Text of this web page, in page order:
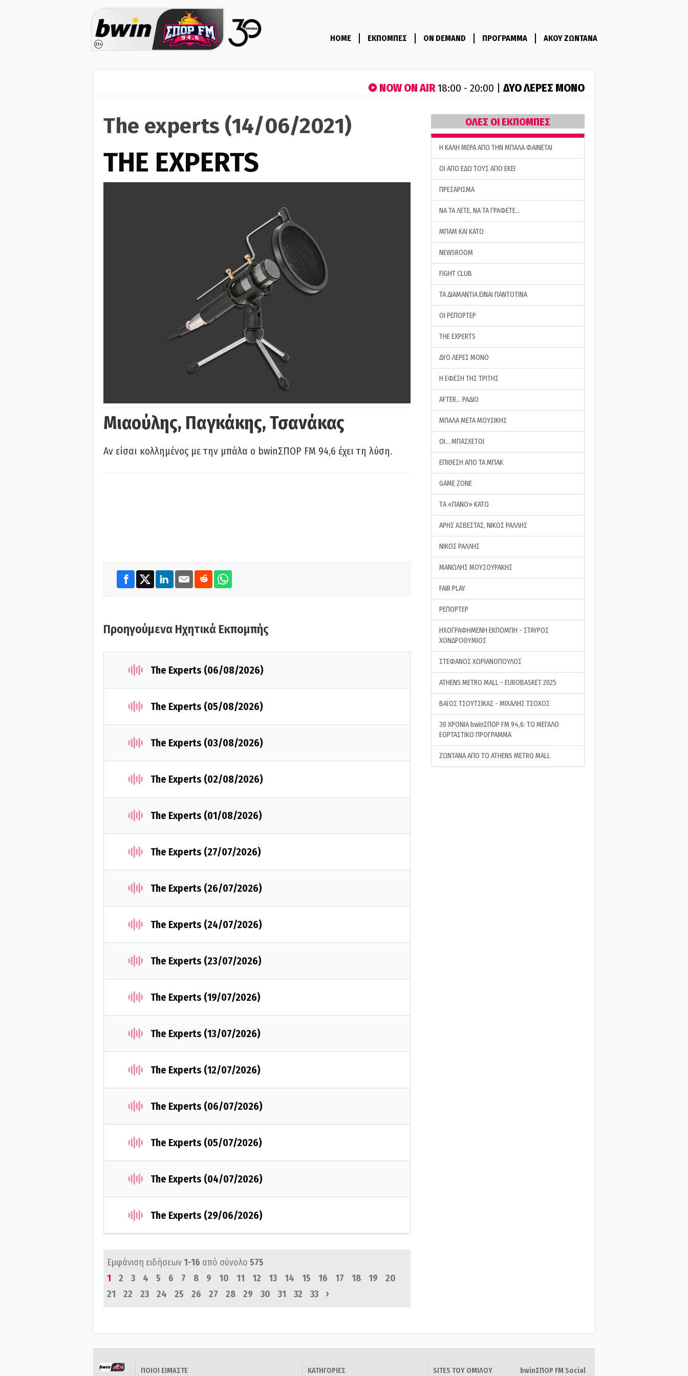
HOME ΕΚΠΟΜΠΕΣ ON DEMAND ΠΡΟΓΡΑΜΜΑ ΑΚΟΥ ΖΩΝΤΑΝΑ
NOW ON AIR18:00 - 20:00 |ΔΥΟ ΛΕΡΕΣ ΜΟΝΟ
The experts (14/06/2021)
THE EXPERTS
Μιαούλης, Παγκάκης, Τσανάκας
Αν είσαι κολλημένος με την μπάλα ο bwinΣΠΟΡ FM 94,6 έχει τη λύση.
Προηγούμενα Ηχητικά Εκπομπής
The Experts (06/08/2026)
The Experts (05/08/2026)
The Experts (03/08/2026)
The Experts (02/08/2026)
The Experts (01/08/2026)
The Experts (27/07/2026)
The Experts (26/07/2026)
The Experts (24/07/2026)
The Experts (23/07/2026)
The Experts (19/07/2026)
The Experts (13/07/2026)
The Experts (12/07/2026)
The Experts (06/07/2026)
The Experts (05/07/2026)
The Experts (04/07/2026)
The Experts (29/06/2026)
Εμφάνιση ειδήσεων1-16 από σύνολο 575
1
2 3 4 5 6 7 8 9 10 11 12 13 14 15 16 17 18 19
20
21
22 23 24 25 26 27 28 29 30 31 32 33 ›
ΟΛΕΣ ΟΙ ΕΚΠΟΜΠΕΣ
H ΚΑΛΗ ΜΕΡΑ ΑΠΟ ΤΗΝ ΜΠΑΛΑ ΦΑΙΝΕΤΑΙ
ΟΙ ΑΠΟ ΕΔΩ ΤΟΥΣ ΑΠΟ ΕΚΕΙ
ΠΡΕΣΑΡΙΣΜΑ
ΝΑ ΤΑ ΛΕΤΕ, ΝΑ ΤΑ ΓΡΑΦΕΤΕ…
ΜΠΑΜ ΚΑΙ ΚΑΤΩ
NEWSROOM
FIGHT CLUB
ΤΑ ΔΙΑΜΑΝΤΙΑ ΕΙΝΑΙ ΠΑΝΤΟΤΙΝΑ
ΟΙ ΡΕΠΟΡΤΕΡ
THE EXPERTS
ΔΥΟ ΛΕΡΕΣ ΜΟΝΟ
Η ΕΦΕΣΗ ΤΗΣ ΤΡΙΤΗΣ
AFTER… ΡΑΔΙΟ
ΜΠΑΛΑ ΜΕΤΑ ΜΟΥΣΙΚΗΣ
ΟΙ… ΜΠΑΣΧΕΤΟΙ
ΕΠΙΘΕΣΗ ΑΠΟ ΤΑ ΜΠΑΚ
GAME ZONE
ΤA «ΠΑΝΟ» ΚΑΤΩ
ΑΡΗΣ ΑΣΒΕΣΤΑΣ, ΝΙΚΟΣ ΡΑΛΛΗΣ
ΝΙΚΟΣ ΡΑΛΛΗΣ
ΜΑΝΩΛΗΣ ΜΟΥΣΟΥΡΑΚΗΣ
FAIR PLAY
ΡΕΠΟΡΤΕΡ
ΗΧΟΓΡΑΦΗΜΕΝΗ ΕΚΠΟΜΠΗ - ΣΤΑΥΡΟΣ
ΧΟΝΔΡΟΘΥΜΙΟΣ
ΣΤΕΦΑΝΟΣ ΧΩΡΙΑΝΟΠΟΥΛΟΣ
ATHENS METRO MALL - EUROBASKET 2025
ΒΑΪΟΣ ΤΣΟΥΤΣΙΚΑΣ - ΜΙΧΑΛΗΣ ΤΣΟΧΟΣ
30 ΧΡΟΝΙΑ bwinΣΠΟΡ FM 94,6: ΤΟ ΜΕΓΑΛΟ
ΕΟΡΤΑΣΤΙΚΟ ΠΡΟΓΡΑΜΜΑ
ΖΩΝΤΑΝΑ ΑΠΟ ΤΟ ATHENS METRO MALL
ΠΟΙΟΙ ΕΙΜΑΣΤΕ ΚΑΤΗΓΟΡΙΕΣ SITES ΤΟΥ ΟΜΙΛΟΥ bwinΣΠΟΡ FM Social